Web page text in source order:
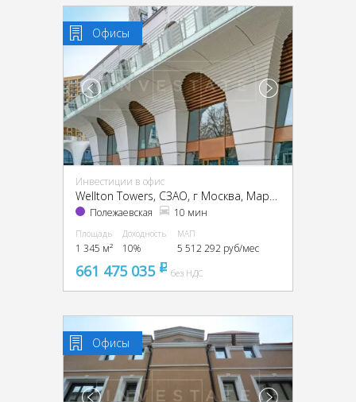
Офисы
Инвестиции в офис
Полежаевская 10 мин
Площадь
1 345 м²
Доходность
10%
МАП
5 512 292 руб/мес
661 475 035 pуббез НДС
Офисы